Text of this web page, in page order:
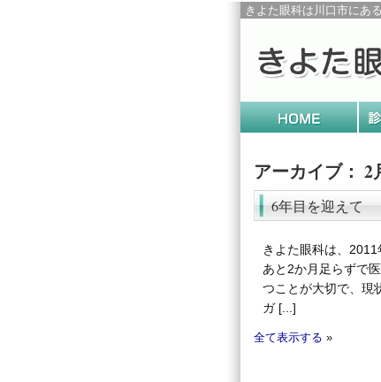
きよた眼科は川口市にあ
アーカイブ： 2
6年目を迎えて
きよた眼科は、
あと2か月足らずで
つことが大切で、現
ガ [...]
全て表示する »